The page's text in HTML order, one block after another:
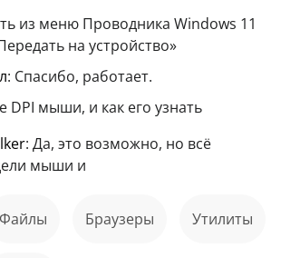
из меню Проводника Windows 11
на устройство»
: Спасибо, работает.
DPI мыши, и как его узнать
: Да, это возможно, но всё
мыши и
файлы Браузеры Утилиты